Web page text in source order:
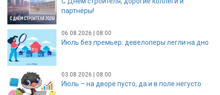
партнёры!
06.08.2026 | 08:00
Июль без премьер: девелоперы легли на дно
03.08.2026 | 08:00
Июль – на дворе пусто, да и в поле негусто